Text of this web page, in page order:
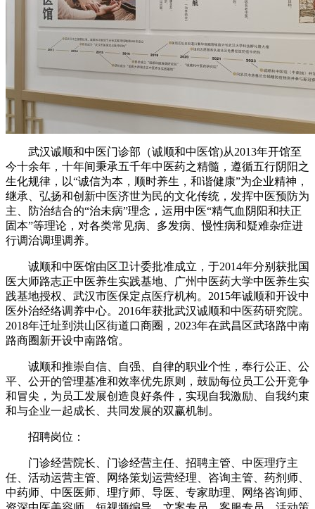
武汉诚顺和中医门诊部（诚顺和中医馆)从2013年开馆至
今十余年，十年间秉承五千年中医药之精髓，遵循五行阴阳之
生化规律，以“诚信为本，顺时养生，和谐健康”为企业精神，
继承、弘扬和创新中医济世为民的文化传统，发挥中医预防为
主、防治结合的“治未病”理念，运用中医“精气血阴阳和扶正
固本”等理论，对各类常见病、多发病、慢性病和疑难杂症进
行调治调理调养。
诚顺和中医馆由区卫计委批准成立，于2014年分别获批国
医大师路志正中医养生实践基地、广州中医药大学中医养生实
践基地授权、武汉市医保定点医疗机构。2015年诚顺和开设中
医外治经络调养中心。2016年获批武汉诚顺和中医药研究院。
2018年迁址到洪山区街道口商圈，2023年在武昌区武珞路中南
路商圈新开设中南路馆。
诚顺和推崇自信、自强、自律的职业个性，奉行公正、公
平、公开的管理基准和效率优先原则，鼓励每位员工公开竞争
和冒尖，为员工发展创造良好条件，实现自我激励、自我约束
和与企业一起成长、共同发展的双赢机制。
招聘岗位：
门诊经营院长、门诊经营主任、招聘主管、中医理疗主
任、活动运营主管、网络策划运营经理、咨询主管、药剂师、
中药师、中医医师、理疗师、导医、专家助理、网络咨询师、